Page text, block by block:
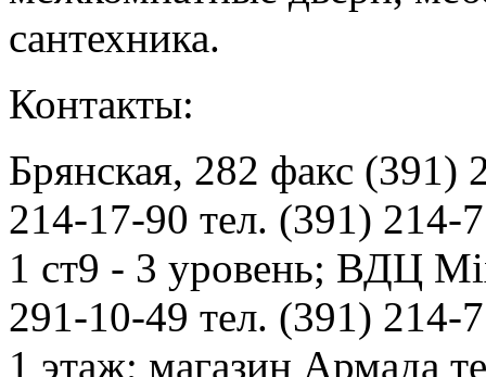
сантехника.
Контакты:
Брянская, 282 факс (391)
214-17-90 тел. (391) 214-
1 ст9 - 3 уровень; ВДЦ
291-10-49 тел. (391)
1 этаж; магазин Армада